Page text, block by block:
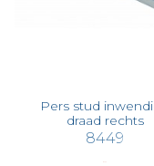
Pers stud
draad rechts
8449